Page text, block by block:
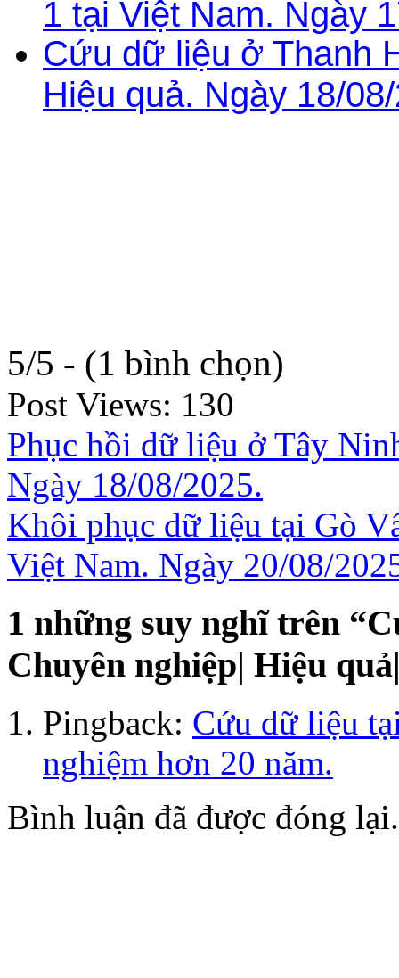
1 tại Việt Nam. Ngày
Cứu dữ liệu ở Thanh
Hiệu quả. Ngày 18/
5/5 - (1 bình chọn)
Post Views: 130
Phục hồi dữ liệu ở Tây
Ngày 18/08/2025.
Khôi phục dữ liệu tại Gò
Việt Nam. Ngày 20/08/
1 những suy nghĩ trên “
Chuyên nghiệp| Hiệu
Pingback: Cứu dữ liệu
nghiệm hơn 20 năm.
Bình luận đã được đóng lại.